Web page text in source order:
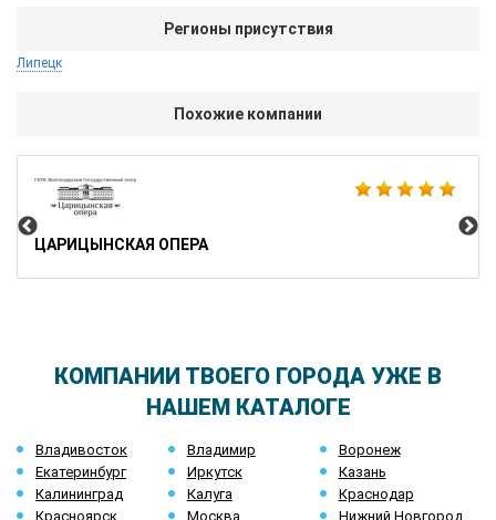
сельский театр. Исходя из вышесказанного, хочется
внимании определенной "касты" посетителей, а не гнаться за
Регионы присутствия
Липецк
Похожие компании
ЦАРИЦЫНСКАЯ ОПЕРА
КОМПАНИИ ТВОЕГО ГОРОДА УЖЕ В
НАШЕМ КАТАЛОГЕ
Владивосток Владимир
Воронеж
Екатеринбург
Иркутск
Казань
Калининград
Калуга
Краснодар
Красноярск
Москва Нижний Новгород